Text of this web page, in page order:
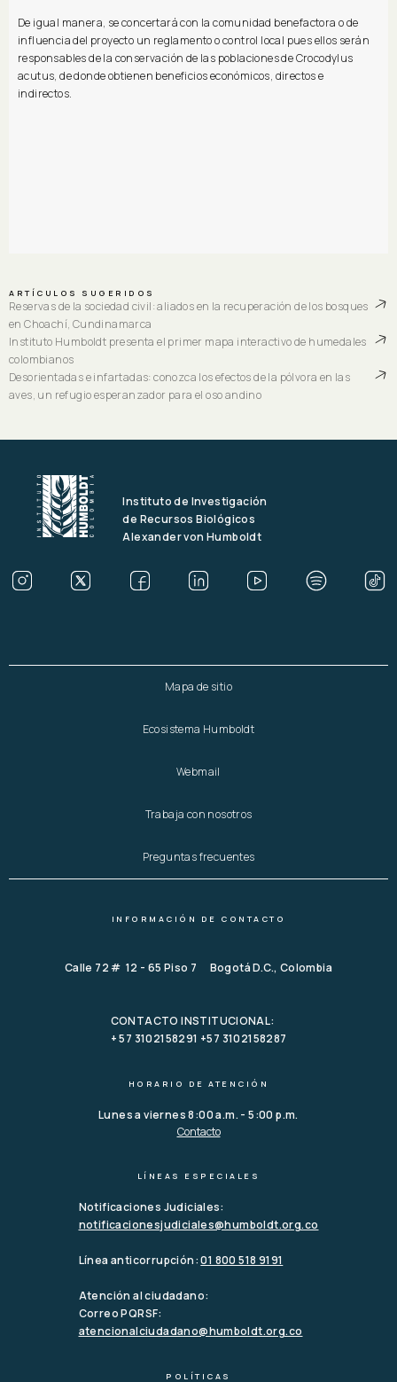
De igual manera, se concertará con la comunidad benefactora o de
influencia del proyecto un reglamento o control local pues ellos serán
responsables de la conservación de las poblaciones de Crocodylus
acutus, de donde obtienen beneficios económicos, directos e
indirectos.
ARTÍCULOS SUGERIDOS
Reservas de la sociedad civil: aliados en la recuperación de los bosques
en Choachí, Cundinamarca
Instituto Humboldt presenta el primer mapa interactivo de humedales
colombianos
Desorientadas e infartadas: conozca los efectos de la pólvora en las
aves, un refugio esperanzador para el oso andino
Instituto de Investigación
de Recursos Biológicos
Alexander von Humboldt
Mapa de sitio
Ecosistema Humboldt
Webmail
Trabaja con nosotros
Preguntas frecuentes
INFORMACIÓN DE CONTACTO
Calle 72 # 12 - 65 Piso 7 Bogotá D.C., Colombia
CONTACTO INSTITUCIONAL:
+ 57 3102158291 +57 3102158287
HORARIO DE ATENCIÓN
Lunes a viernes 8:00 a.m. - 5:00 p.m.
Contacto
LÍNEAS ESPECIALES
Notificaciones Judiciales:
notificacionesjudiciales@humboldt.org.co
Línea anticorrupción:01 800 518 9191
Atención al ciudadano:
Correo PQRSF:
atencionalciudadano@humboldt.org.co
POLÍTICAS